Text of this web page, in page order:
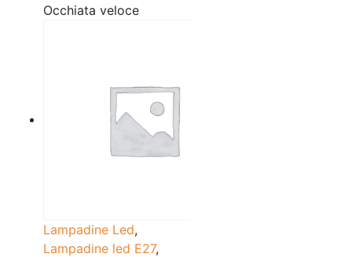
Occhiata veloce
Lampadine Led,
Lampadine led E27,